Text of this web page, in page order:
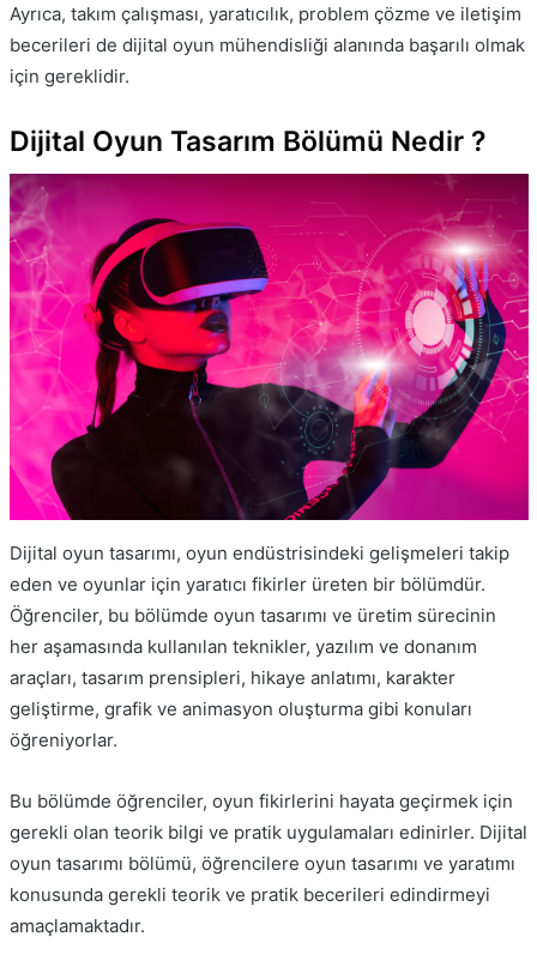
Ayrıca, takım çalışması, yaratıcılık, problem çözme ve iletişim
becerileri de dijital oyun mühendisliği alanında başarılı olmak
için gereklidir.
Dijital Oyun Tasarım Bölümü Nedir ?
Dijital oyun tasarımı, oyun endüstrisindeki gelişmeleri takip
eden ve oyunlar için yaratıcı fikirler üreten bir bölümdür.
Öğrenciler, bu bölümde oyun tasarımı ve üretim sürecinin
her aşamasında kullanılan teknikler, yazılım ve donanım
araçları, tasarım prensipleri, hikaye anlatımı, karakter
geliştirme, grafik ve animasyon oluşturma gibi konuları
öğreniyorlar.
Bu bölümde öğrenciler, oyun fikirlerini hayata geçirmek için
gerekli olan teorik bilgi ve pratik uygulamaları edinirler. Dijital
oyun tasarımı bölümü, öğrencilere oyun tasarımı ve yaratımı
konusunda gerekli teorik ve pratik becerileri edindirmeyi
amaçlamaktadır.